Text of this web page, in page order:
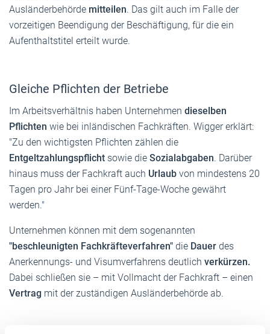
Ausländerbehörde mitteilen. Das gilt auch im Falle der
vorzeitigen Beendigung der Beschäftigung, für die ein
Aufenthaltstitel erteilt wurde.
Gleiche Pflichten der Betriebe
Im Arbeitsverhältnis haben Unternehmen dieselben
Pflichten wie bei inländischen Fachkräften. Wigger erklärt:
"Zu den wichtigsten Pflichten zählen die
Entgeltzahlungspflicht sowie die Sozialabgaben. Darüber
hinaus muss der Fachkraft auch Urlaub von mindestens 20
Tagen pro Jahr bei einer Fünf-Tage-Woche gewährt
werden."
Unternehmen können mit dem sogenannten
"beschleunigten Fachkräfteverfahren" die Dauer des
Anerkennungs- und Visumverfahrens deutlich verkürzen.
Dabei schließen sie – mit Vollmacht der Fachkraft – einen
Vertrag mit der zuständigen Ausländerbehörde ab.